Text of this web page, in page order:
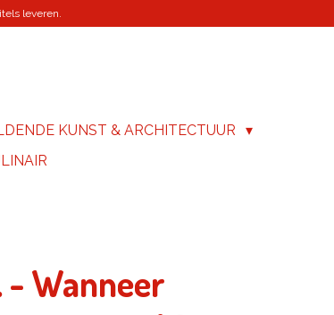
leveren.
KUNST & ARCHITECTUUR
- Wanneer